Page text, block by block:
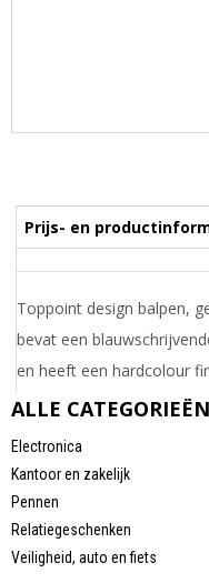
Prijs- en
Toppoint design balpen,
bevat een
en heeft een hardcolour
Draai uw mobiel voor de
ALLE CATEGORIEËN
Electronica
Kantoor en zakelijk
Pennen
Relatiegeschenken
Veiligheid, auto en fiets